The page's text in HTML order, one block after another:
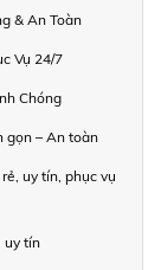
& An Toàn
Vụ 24/7
Chóng
gọn – An toàn
uy tín, phục vụ
uy tín